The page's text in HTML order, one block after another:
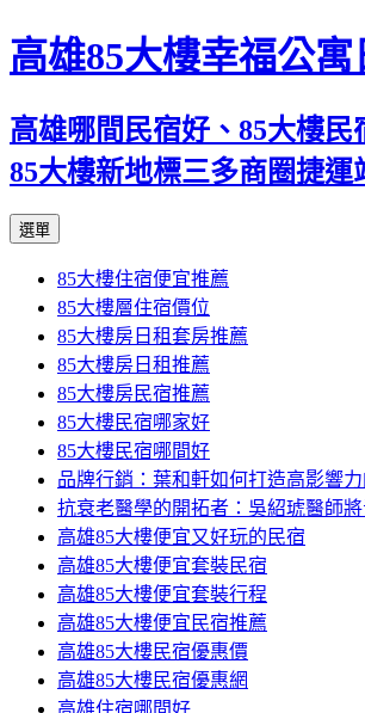
高雄85大樓幸福公
高雄哪間民宿好、85大樓
85大樓新地標三多商圈捷
選單
內
容
區
85大樓住宿便宜推薦
85大樓層住宿價位
85大樓房日租套房推薦
85大樓房日租推薦
85大樓房民宿推薦
85大樓民宿哪家好
85大樓民宿哪間好
品牌行銷：葉和軒如何打造高影響
抗衰老醫學的開拓者：吳紹琥醫師
高雄85大樓便宜又好玩的民宿
高雄85大樓便宜套裝民宿
高雄85大樓便宜套裝行程
高雄85大樓便宜民宿推薦
高雄85大樓民宿優惠價
高雄85大樓民宿優惠網
高雄住宿哪間好